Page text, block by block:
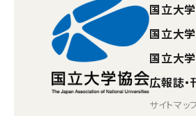
国立大
国立大
国立大
広報誌・
サイトマッ